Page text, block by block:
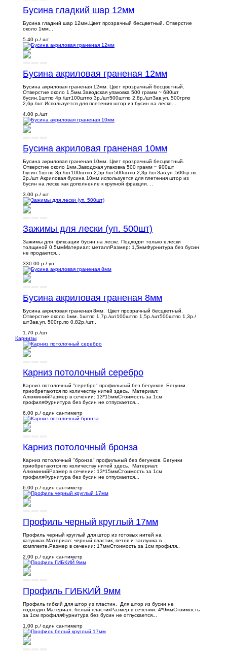
Бусина гладкий шар 12мм
Бусина гладкий шар 12мм.Цвет прозрачный бесцветный. Отверстие
около 1мм...
5.40 р. / шт
Бусина акриловая граненая 12мм
Бусина акриловая граненая 12мм. Цвет прозрачный бесцветный.
Отверстие около 1,5мм.Заводская упаковка 500 грамм ~ 680шт
бусин.1штпо 4р./шт100штпо 3р./шт500штпо 2,8р./штЗав.уп. 500грпо
2,6р./шт Используется для плетения штор из бусин на леске. ..
4.00 р. /шт
Бусина акриловая граненая 10мм
Бусина акриловая граненая 10мм. Цвет прозрачный бесцветный.
Отверстие около 1мм.Заводская упаковка 500 грамм ~ 900шт
бусин.1штпо 3р./шт100штпо 2,5р./шт500штпо 2,3р./штЗав.уп. 500гр.по
2р./шт Акриловая бусина 10мм используется для плетения штор из
бусин на леске как дополнение к крупной фракции. ..
3.00 р. / шт
Зажимы для лески (уп. 500шт)
Зажимы для фиксации бусин на леске. Подходят только к лески
толщиной 0,5ммМатериал: металлРазмер: 1,5ммФурнитура без бусин
не продается...
330.00 р. / уп
Бусина акриловая граненая 8мм
Бусина акриловая граненая 8мм. Цвет прозрачный бесцветный.
Отверстие около 1мм. 1штпо 1,7р./шт100штпо 1,5р./шт500штпо 1,3р./
штЗав.уп. 500гр.по 0,82р./шт..
1.70 р. /шт
Карнизы
Карниз потолочный серебро
Карниз потолочный "серебро" профильный без бегунков. Бегунки
приобретаются по количеству нитей здесь. Материал:
АлюминийРазмер в сечении: 13*15ммСтоимость за 1см
профиляФурнитура без бусин не отпускается...
6.00 р. / один сантиметр
Карниз потолочный бронза
Карниз потолочный "бронза" профильный без бегунков. Бегунки
приобретаются по количеству нитей здесь. Материал:
АлюминийРазмер в сечении: 13*15ммСтоимость за 1см
профиляФурнитура без бусин не отпускается...
6.00 р. / один сантиметр
Профиль черный круглый 17мм
Профиль черный круглый для штор из готовых нитей на
катушках.Материал: черный пластик, петля и заглушка в
комплекте.Размер в сечении: 17ммСтоимость за 1см профиля..
2.00 р. / один сантиметр
Профиль ГИБКИЙ 9мм
Профиль гибкий для штор из пластин. Для штор из бусин не
подходит.Материал: белый пластикРазмер в сечении: 4*9ммСтоимость
за 1см профиляФурнитура без бусин не отпускается...
1.00 р. / один сантиметр